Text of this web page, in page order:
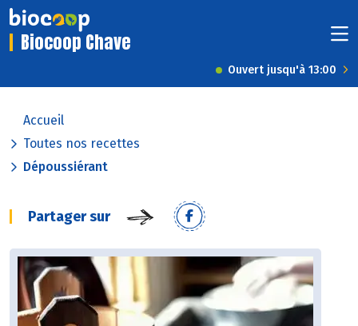
Biocoop Chave
Ouvert jusqu'à 13:00
Accueil
Toutes nos recettes
Dépoussiérant
Partager sur